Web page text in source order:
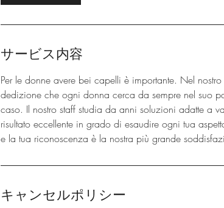
サービス内容
Per le donne avere bei capelli è importante. Nel
dedizione che ogni donna cerca da sempre nel suo
caso. Il nostro staff studia da anni soluzioni adatte a
risultato eccellente in grado di esaudire ogni tua
e la tua riconoscenza è la nostra più grande
キャンセルポリシー